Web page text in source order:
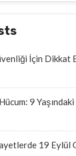
İçin Dikkat
9
19 Eylül